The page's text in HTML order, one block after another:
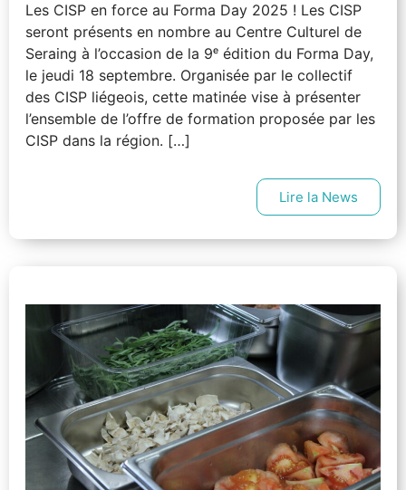
Les CISP en force au Forma Day 2025 ! Les CISP
seront présents en nombre au Centre Culturel de
Seraing à l’occasion de la 9ᵉ édition du Forma Day,
le jeudi 18 septembre. Organisée par le collectif
des CISP liégeois, cette matinée vise à présenter
l’ensemble de l’offre de formation proposée par les
CISP dans la région. […]
Lire la News